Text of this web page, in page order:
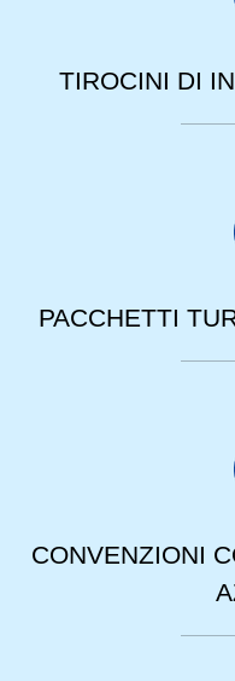
TIROCINI DI
PACCHETTI
CONVENZIONI